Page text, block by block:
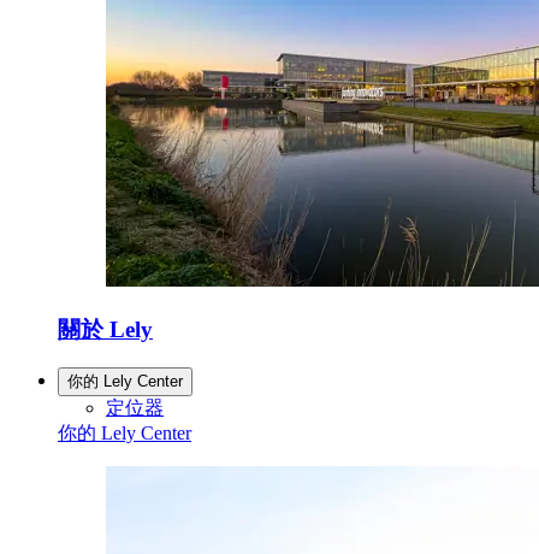
關於 Lely
你的 Lely Center
定位器
你的 Lely Center